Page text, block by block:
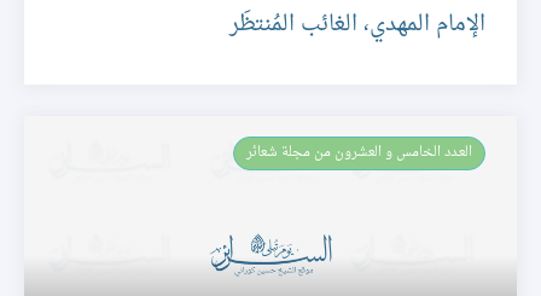
الإمام المهدي، الغائب المُنتظَر
العـدد الخامس و العشرون من مجلة شعائر